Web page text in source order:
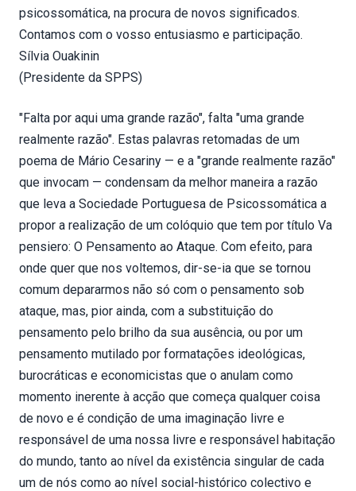
psicossomática, na procura de novos significados.
Contamos com o vosso entusiasmo e participação.
Sílvia Ouakinin
(Presidente da SPPS)
"Falta por aqui uma grande razão", falta "uma grande
realmente razão". Estas palavras retomadas de um
poema de Mário Cesariny — e a "grande realmente razão"
que invocam — condensam da melhor maneira a razão
que leva a Sociedade Portuguesa de Psicossomática a
propor a realização de um colóquio que tem por título Va
pensiero: O Pensamento ao Ataque. Com efeito, para
onde quer que nos voltemos, dir-se-ia que se tornou
comum depararmos não só com o pensamento sob
ataque, mas, pior ainda, com a substituição do
pensamento pelo brilho da sua ausência, ou por um
pensamento mutilado por formatações ideológicas,
burocráticas e economicistas que o anulam como
momento inerente à acção que começa qualquer coisa
de novo e é condição de uma imaginação livre e
responsável de uma nossa livre e responsável habitação
do mundo, tanto ao nível da existência singular de cada
um de nós como ao nível social-histórico colectivo e